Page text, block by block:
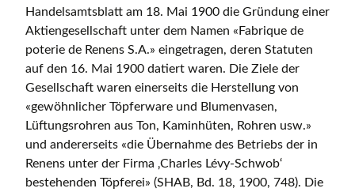
Handelsamtsblatt am 18. Mai 1900 die Gründung einer
Aktiengesellschaft unter dem Namen «Fabrique de
poterie de Renens S.A.» eingetragen, deren Statuten
auf den 16. Mai 1900 datiert waren. Die Ziele der
Gesellschaft waren einerseits die Herstellung von
«gewöhnlicher Töpferware und Blumenvasen,
Lüftungsrohren aus Ton, Kaminhüten, Rohren usw.»
und andererseits «die Übernahme des Betriebs der in
Renens unter der Firma ‚Charles Lévy-Schwob‘
bestehenden Töpferei» (SHAB, Bd. 18, 1900, 748). Die